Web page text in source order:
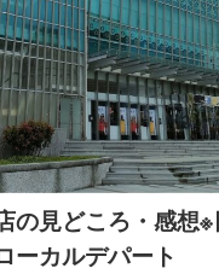
の見どころ・感想
ーカルデパート